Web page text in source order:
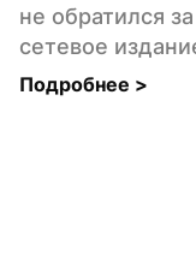
не обратился
сетевое
Подробнее >